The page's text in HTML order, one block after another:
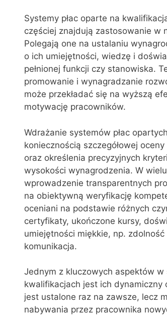
Systemy płac oparte na
częściej znajdują zastosowanie w
Polegają one na ustalaniu
o ich umiejętności, wiedzę i
pełnionej funkcji czy stanowiska.
promowanie i wynagradzanie
może przekładać się na wyższą
motywację pracowników.
Wdrażanie systemów płac
koniecznością szczegółowej
oraz określenia precyzyjnych
wysokości wynagrodzenia. W
wprowadzenie transparentnych
na obiektywną weryfikację
oceniani na podstawie różnych
certyfikaty, ukończone kursy,
umiejętności miękkie, np. zdolność
komunikacja.
Jednym z kluczowych aspektów w
kwalifikacjach jest ich dynamiczny
jest ustalone raz na zawsze, lecz
nabywania przez pracownika